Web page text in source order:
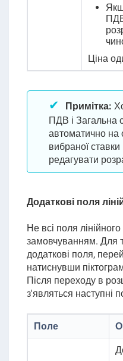
Ціна
Примітка:
ПДВ і Загальна
автоматично на
вибраної
редагувати
Додаткові поля
Не всі поля
замовчуванням. Для
додаткові поля,
натиснувши
Після переходу в
з'являться наступні
Поле